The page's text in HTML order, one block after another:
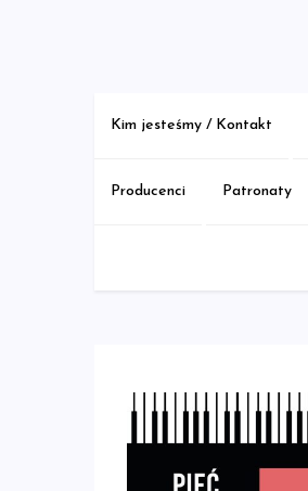
Kim jesteśmy / Kontakt
Producenci Patronaty